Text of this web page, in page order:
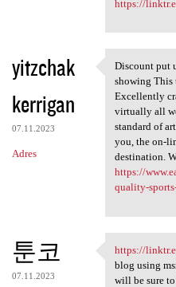
https://
yitzchak
kerrigan
07.11.2023
Adres
Discount
Discount put
showing This
Excellently
virtually all
standard of
you, the on-
destination.
https://
quality-
툰코
07.11.2023
https://
https://
blog using
will be sure